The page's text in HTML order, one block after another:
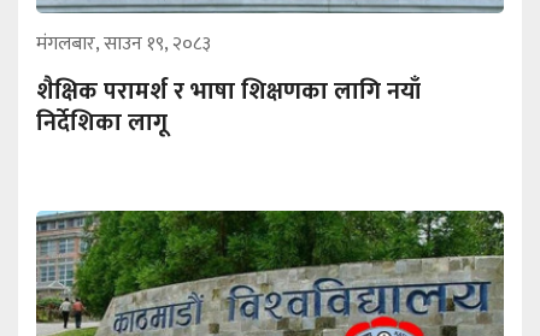
मंगलबार, साउन १९, २०८३
शैक्षिक परामर्श र भाषा शिक्षणका लागि नयाँ
निर्देशिका लागू